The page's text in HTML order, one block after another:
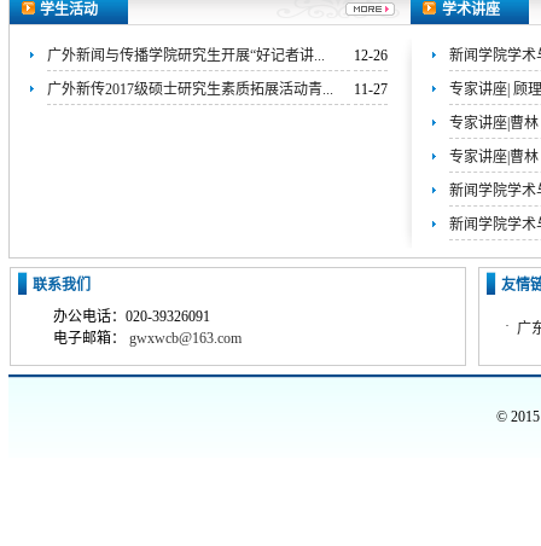
学生活动 学术讲座
广外新闻与传播学院研究生开展“好记者讲...
12-26
广外新传2017级硕士研究生素质拓展活动青...
11-27
新闻学院学术
专家讲座| 顾
专家讲座|曹
专家讲座|曹
新闻学院学术
新闻学院学术
联系我们
办公电话：020-39326091
电子邮箱： gwxwcb@163.com
友情
· 广
©